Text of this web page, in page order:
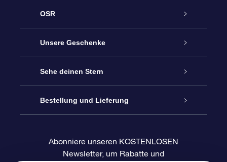
OSR
Service
Kontakt
Blog
Bewertungen
Unsere Geschenke
Sterne schenken
OSR-Geschenkpaket
OSR-Geschenkgutschein
Sehe deinen Stern
Sternregister
Personalisierte Sternseite
Bestellung und Lieferung
Zahlungsinformationen
Abonniere unseren KOSTENLOSEN
Newsletter, um Rabatte und